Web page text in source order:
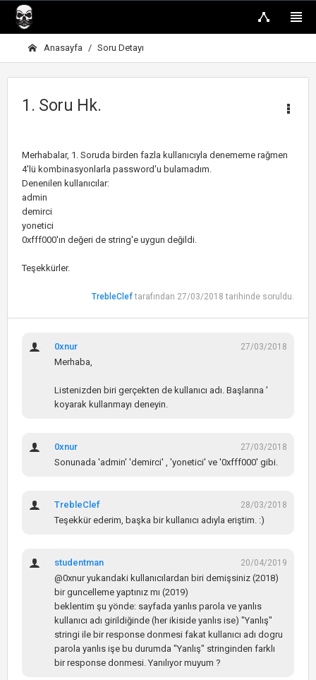
Anasayfa Soru Detayı
1. Soru Hk.
Merhabalar, 1. Soruda birden fazla kullanıcıyla denememe rağmen
4'lü kombinasyonlarla password'u bulamadım.
Denenilen kullanıcılar:
admin
demirci
yonetici
0xfff000'ın değeri de string'e uygun değildi.
Teşekkürler.
TrebleCleftarafından 27/03/2018 tarihinde soruldu.
27/03/2018
0xnur
Merhaba,
Listenizden biri gerçekten de kullanıcı adı. Başlarına '
koyarak kullanmayı deneyin.
27/03/2018
0xnur
Sonunada 'admin' 'demirci' , 'yonetici' ve '0xfff000' gibi.
28/03/2018
TrebleClef
Teşekkür ederim, başka bir kullanıcı adıyla eriştim. :)
20/04/2019
studentman
@0xnur yukarıdaki kullanıcılardan biri demişsiniz (2018)
bir guncelleme yaptınız mı (2019)
beklentim şu yönde: sayfada yanlıs parola ve yanlıs
kullanıcı adı girildiğinde (her ikiside yanlıs ise) "Yanlış"
stringi ile bir response donmesi fakat kullanıcı adı dogru
parola yanlıs işe bu durumda "Yanlış" stringinden farklı
bir response donmesi. Yanılıyor muyum ?